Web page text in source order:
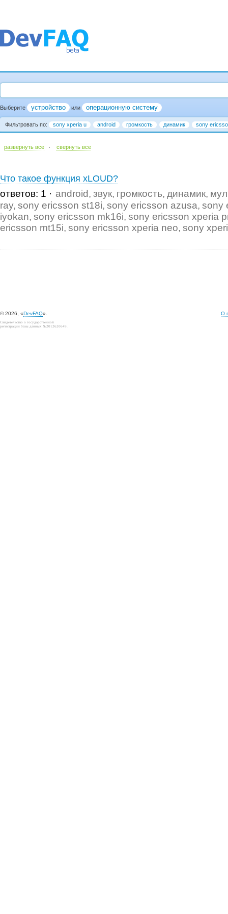
Выберите устройство или операционную систему
Фильтровать по: sony xperia u android громкость динамик sony
развернуть все · cвернуть все
Что такое функция xLOUD?
ответов: 1 android звук громкость динамик
ray sony ericsson st18i sony ericsson azusa sony
iyokan sony ericsson mk16i sony ericsson xperia
ericsson mt15i sony ericsson xperia neo sony
© 2026, «DevFAQ». О
Свидетельство о государственной
регистрации базы данных №2012620649.